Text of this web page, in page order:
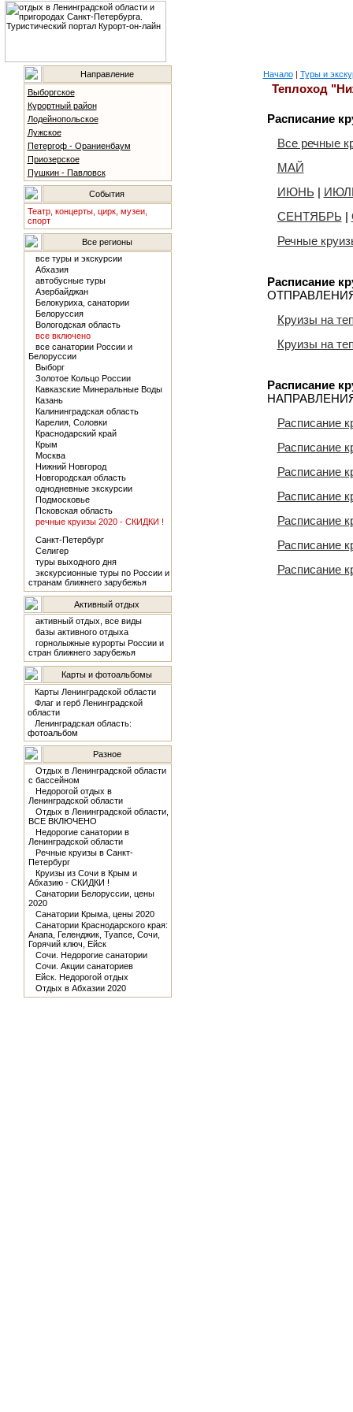
Направление
Выборгское
Курортный район
Лодейнопольское
Лужское
Петергоф - Ораниенбаум
Приозерское
Пушкин - Павловск
События
Театр, концерты, цирк, музеи,
спорт
Все регионы
все туры и экскурсии
Абхазия
автобусные туры
Азербайджан
Белокуриха, санатории
Белоруссия
Вологодская область
все включено
все санатории России и
Белоруссии
Выборг
Золотое Кольцо России
Кавказские Минеральные Воды
Казань
Калининградская область
Карелия, Соловки
Краснодарский край
Крым
Москва
Нижний Новгород
Новгородская область
однодневные экскурсии
Подмосковье
Псковская область
речные круизы 2020 - СКИДКИ !
Санкт-Петербург
Селигер
туры выходного дня
экскурсионные туры по России и
странам ближнего зарубежья
Активный отдых
активный отдых, все виды
базы активного отдыха
горнолыжные курорты России и
стран ближнего зарубежья
Карты и фотоальбомы
Карты Ленинградской области
Флаг и герб Ленинградской
области
Ленинградская область:
фотоальбом
Разное
Отдых в Ленинградской области
с бассейном
Недорогой отдых в
Ленинградской области
Отдых в Ленинградской области,
ВСЕ ВКЛЮЧЕНО
Недорогие санатории в
Ленинградской области
Речные круизы в Санкт-
Петербург
Круизы из Сочи в Крым и
Абхазию - СКИДКИ !
Санатории Белоруссии, цены
2020
Санатории Крыма, цены 2020
Санатории Краснодарского края:
Анапа, Геленджик, Туапсе, Сочи,
Горячий ключ, Ейск
Сочи. Недорогие санатории
Сочи. Акции санаториев
Ейск. Недорогой отдых
Отдых в Абхазии 2020
Начало| Туры и
Теплоход
Расписание
Все речные
МАЙ
ИЮНЬ |
СЕНТЯБРЬ |
Речные
Расписание
Круизы на
Круизы на
Расписание
Расписание
Расписание
Расписание
Расписание
Расписание
Расписание
Расписание